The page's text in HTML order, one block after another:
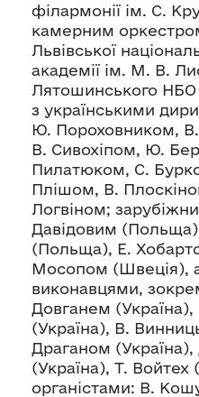
філармонії ім. С.
камерним
Львівської
академії ім. М. В.
Лятошинського
з українськими
Ю. Пороховником,
В. Сивохіпом, Ю.
Пилатюком, С.
Плішом, В.
Логвіном;
Давідовим
(Польща), Е.
Мосопом (Швеція),
виконавцями,
Довганем
(Україна), В.
Драганом
(Україна), Т. Войтех
органістами: В.